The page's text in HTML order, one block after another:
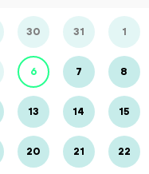
30 31 1
6 7 8
13 14 15
20 21 22